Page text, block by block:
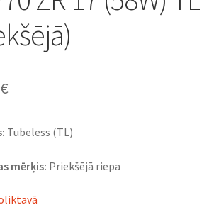
€
Tubeless (TL)
mērķis: Priekšējā riepa